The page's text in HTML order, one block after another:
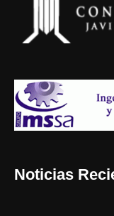
Noticias